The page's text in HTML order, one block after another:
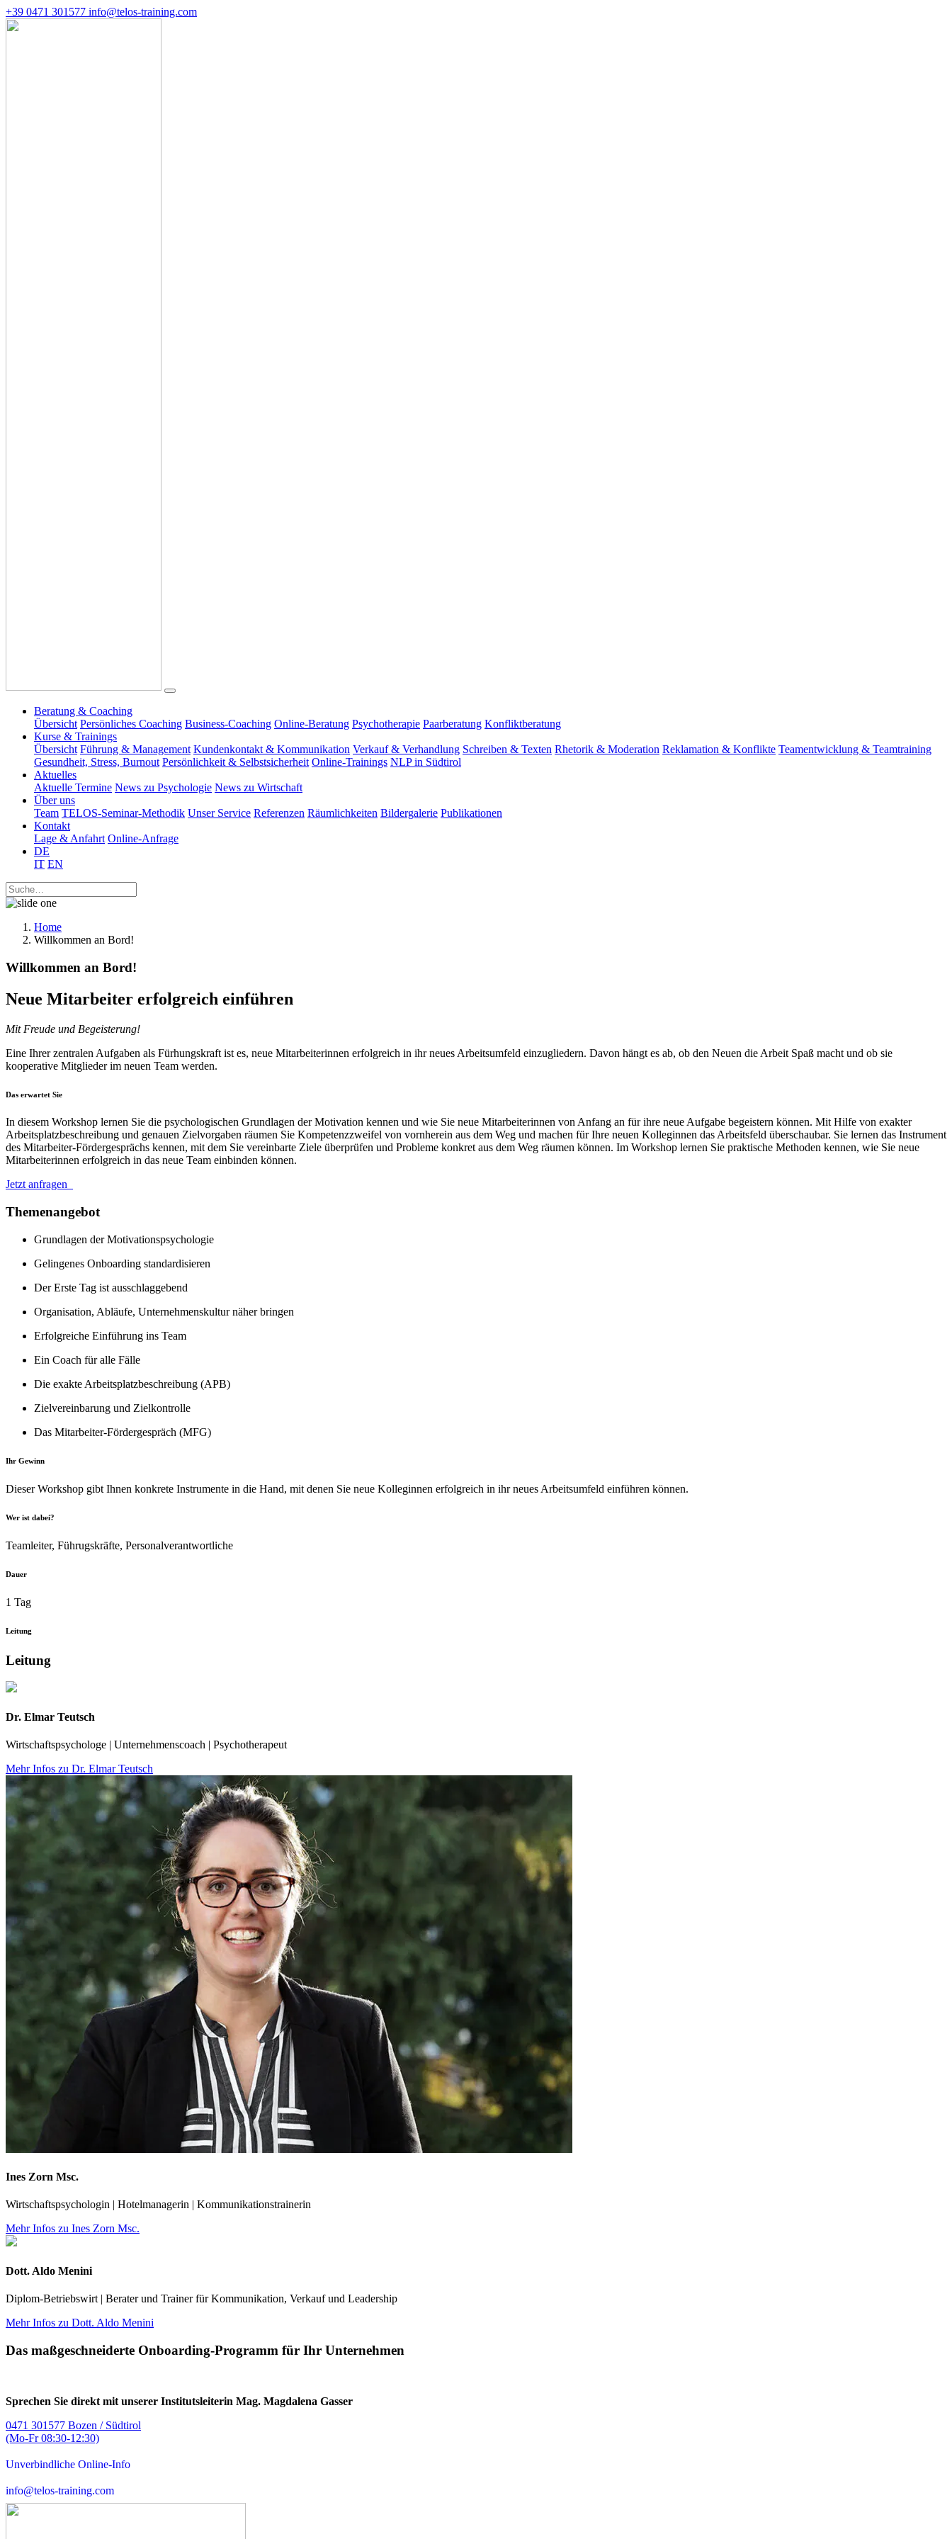
+39 0471 301577 info@telos-training.com
Beratung & Coaching
Übersicht Persönliches Coaching Business-Coaching Online-Beratung Psychotherapie Paarberatung Konfliktberatung
Kurse & Trainings
Übersicht Führung & Management Kundenkontakt & Kommunikation Verkauf & Verhandlung Schreiben & Texten Rhetorik & Moderation Reklamation & Konflikte Teamentwicklung & Teamtraining
Gesundheit, Stress, Burnout Persönlichkeit & Selbstsicherheit Online-Trainings NLP in Südtirol
Aktuelles
Aktuelle Termine News zu Psychologie News zu Wirtschaft
Über uns
Team TELOS-Seminar-Methodik Unser Service Referenzen Räumlichkeiten Bildergalerie Publikationen
Kontakt
Lage & Anfahrt Online-Anfrage
DE
IT EN
Home
Willkommen an Bord!
Willkommen an Bord!
Neue Mitarbeiter erfolgreich einführen
Mit Freude und Begeisterung!
Eine Ihrer zentralen Aufgaben als Fürhungskraft ist es, neue Mitarbeiterinnen erfolgreich in ihr neues Arbeitsumfeld einzugliedern. Davon hängt es ab, ob den Neuen die Arbeit Spaß macht und ob sie
kooperative Mitglieder im neuen Team werden.
Das erwartet Sie
In diesem Workshop lernen Sie die psychologischen Grundlagen der Motivation kennen und wie Sie neue Mitarbeiterinnen von Anfang an für ihre neue Aufgabe begeistern können. Mit Hilfe von exakter
Arbeitsplatzbeschreibung und genauen Zielvorgaben räumen Sie Kompetenzzweifel von vornherein aus dem Weg und machen für Ihre neuen Kolleginnen das Arbeitsfeld überschaubar. Sie lernen das Instrument
des Mitarbeiter-Fördergesprächs kennen, mit dem Sie vereinbarte Ziele überprüfen und Probleme konkret aus dem Weg räumen können. Im Workshop lernen Sie praktische Methoden kennen, wie Sie neue
Mitarbeiterinnen erfolgreich in das neue Team einbinden können.
Jetzt anfragen
Themenangebot
Grundlagen der Motivationspsychologie
Gelingenes Onboarding standardisieren
Der Erste Tag ist ausschlaggebend
Organisation, Abläufe, Unternehmenskultur näher bringen
Erfolgreiche Einführung ins Team
Ein Coach für alle Fälle
Die exakte Arbeitsplatzbeschreibung (APB)
Zielvereinbarung und Zielkontrolle
Das Mitarbeiter-Fördergespräch (MFG)
Ihr Gewinn
Dieser Workshop gibt Ihnen konkrete Instrumente in die Hand, mit denen Sie neue Kolleginnen erfolgreich in ihr neues Arbeitsumfeld einführen können.
Wer ist dabei?
Teamleiter, Führugskräfte, Personalverantwortliche
Dauer
1 Tag
Leitung
Leitung
Dr. Elmar Teutsch
Wirtschaftspsychologe | Unternehmenscoach | Psychotherapeut
Mehr Infos zu Dr. Elmar Teutsch
Ines Zorn Msc.
Wirtschaftspsychologin | Hotelmanagerin | Kommunikationstrainerin
Mehr Infos zu Ines Zorn Msc.
Dott. Aldo Menini
Diplom-Betriebswirt | Berater und Trainer für Kommunikation, Verkauf und Leadership
Mehr Infos zu Dott. Aldo Menini
Das maßgeschneiderte Onboarding-Programm für Ihr Unternehmen
Sprechen Sie direkt mit unserer Institutsleiterin Mag. Magdalena Gasser
0471 301577 Bozen / Südtirol
(Mo-Fr 08:30-12:30)
Unverbindliche Online-Info
info@telos-training.com